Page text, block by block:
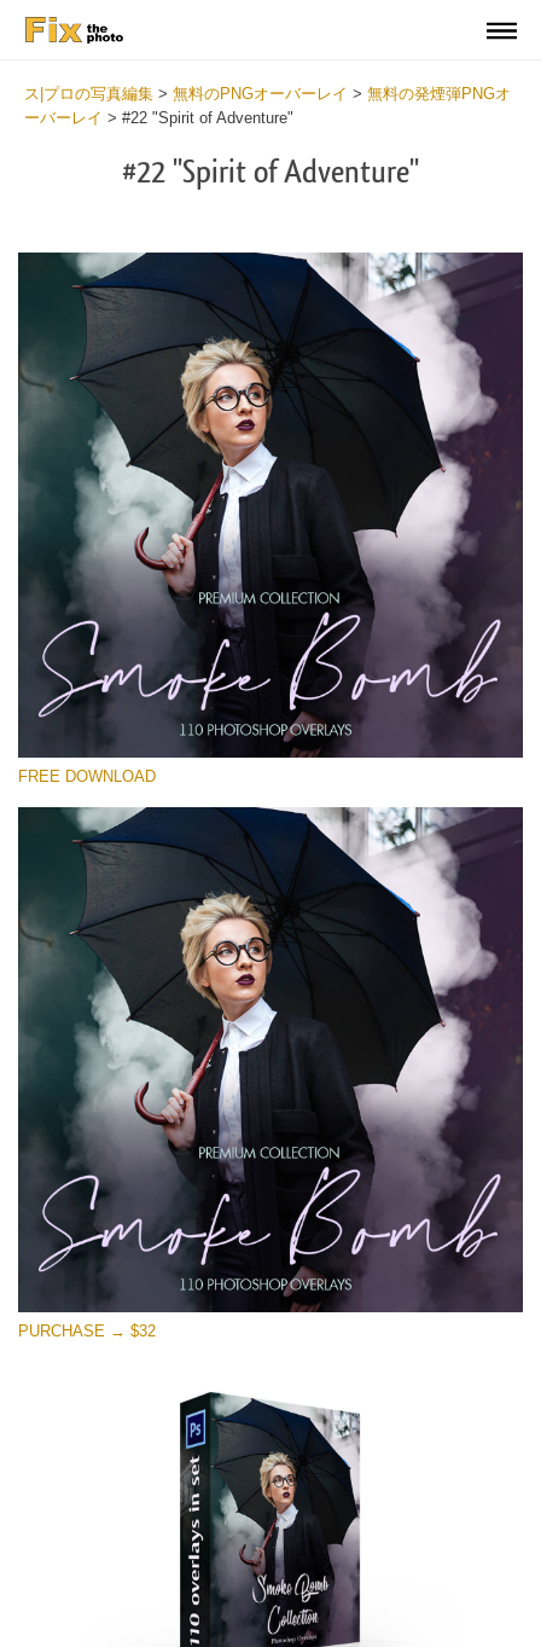
ス|プロの写真編集 > 無料のPNGオーバーレイ > 無料の発煙弾PNGオ
ーバーレイ > #22 "Spirit of Adventure"
#22 "Spirit of Adventure"
選んでください
Free PNG Overlay #22
Small 800*533px
Smoke Bomb
(110 Overlays)
Sunlight Collection
Large 6000*4000px
Entire Collection
(1783 Overlays)
Large 6000*4000px
無料ダウンロード
FREE DOWNLOAD
PURCHASE → $32